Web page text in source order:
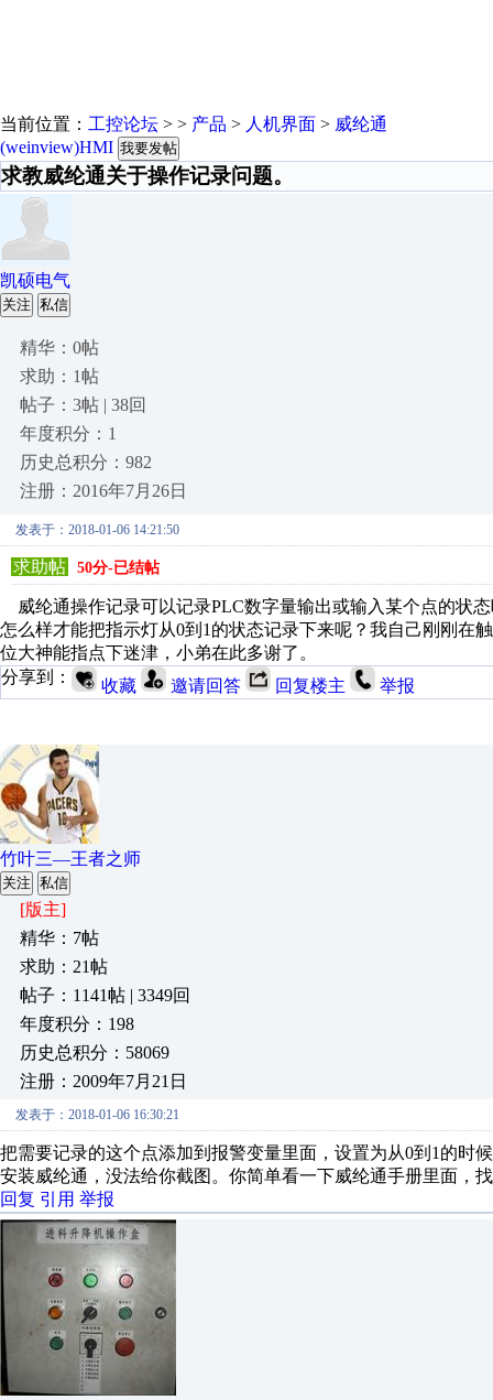
当前位置： 工控论坛 > > 产品 > 人机界面 > 威纶通
(weinview)HMI 我要发帖
求教威纶通关于操作记录问题。
凯硕电气
关注 私信
精华：0帖
求助：1帖
帖子：3帖 | 38回
年度积分：1
历史总积分：982
注册：2016年7月26日
发表于：2018-01-06 14:21:50
求助帖 50分-已结帖
威纶通操作记录可以记录PLC数字量输出或输入某个点的状
怎么样才能把指示灯从0到1的状态记录下来呢？我自己刚刚在
位大神能指点下迷津，小弟在此多谢了。
分享到：
收藏 邀请回答 回复楼主 举报
竹叶三—王者之师
关注 私信
[版主]
精华：7帖
求助：21帖
帖子：1141帖 | 3349回
年度积分：198
历史总积分：58069
注册：2009年7月21日
发表于：2018-01-06 16:30:21
把需要记录的这个点添加到报警变量里面，设置为从0到1的时
安装威纶通，没法给你截图。你简单看一下威纶通手册里面，
回复 引用 举报